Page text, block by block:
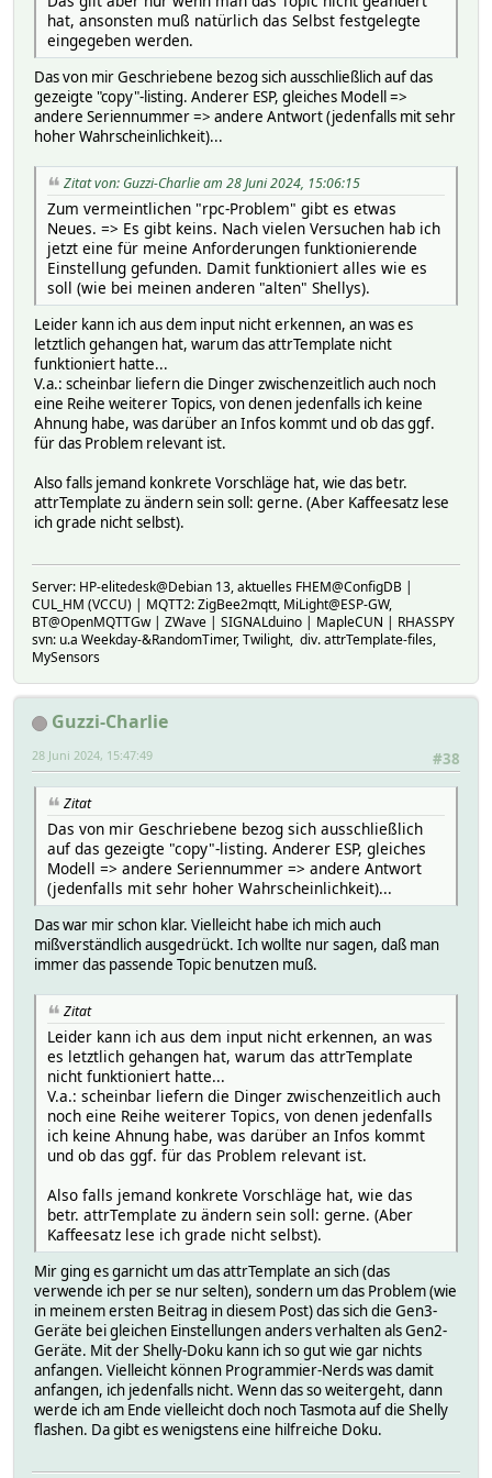
# VALUE 0
# params_switch_0_freq:
# logdb:
# TIME 1719487360.23925
# VALUE 50.1
# params_switch_0_id:
# logdb:
# TIME 1719488400.08592
# VALUE 0
# params_switch_0_output:
# logdb:
# TIME 1719488233.47094
# VALUE false
# params_switch_0_ret_aenergy_by_minute_1:
# logdb:
# TIME 1719488400.08592
# VALUE 0.000
# params_switch_0_ret_aenergy_by_minute_2:
# logdb:
# TIME 1719488400.08592
# VALUE 0.000
# params_switch_0_ret_aenergy_by_minute_3:
# logdb:
# VALUE 0.000
# params_switch_0_ret_aenergy_minute_ts:
# logdb:
# VALUE 1719488400
# params_switch_0_ret_aenergy_total:
# logdb:
# TIME 1719488400.08592
# VALUE 0.000
# params_switch_0_source:
# logdb:
# VALUE HTTP_in
# logdb:
# VALUE 55.39
# params_switch_0_temperature_tF:
# logdb:
# TIME 1719487961.23113
# VALUE 131.70
# params_switch_0_voltage:
# logdb:
# TIME 1719487360.23925
# VALUE 234.9
# params_sys_cfg_rev:
# logdb:
# TIME 1719487360.23925
# VALUE 15
# params_sys_fs_free:
# logdb:
# TIME 1719487360.23925
# VALUE 77824
# params_sys_fs_size:
# logdb:
# VALUE 393216
# params_sys_kvs_rev:
# logdb:
# TIME 1719487360.23925
# VALUE 0
# params_sys_mac:
# logdb:
# TIME 1719487360.23925
# VALUE 348518DF2DD0
# params_sys_ram_free:
# logdb:
# TIME 1719487360.23925
# VALUE 157632
# logdb:
attr MQTT2_Licht_K098 setStateList on off toggle
attr MQTT2_Licht_K098 userReadings 0_FHEM_NAME
SubName {"Deckenlampe"},\
0_Wifi_RSSI {100+ReadingsNum("$name","wifi_rssi",0)},\
0_Wifi_IP {ReadingsVal("$name","wifi_sta_ip","")},\
0_WifI_MAC {ReadingsVal("$name","sys_mac","")},\
0_Device_ONLINE {ReadingsVal("$name","online","")},\
0_Device_FW {ReadingsVal("$name","announce_fw_ver","")},\
energy_kWh:params_switch_0_aenergy_total.* monotonic
Ertrag:energy_kWh.* {
EinAus {if (ReadingsVal("$name", "switch_0_output",
elsif (ReadingsVal("$name", "switch_0_output",
attr MQTT2_Licht_K098 webCmd toggle
attr MQTT2_Licht_K098 webCmdLabel Deckenlampe\
:
hat, ansonsten muß natürlich das Selbst festgelegte
eingegeben werden.
Das von mir Geschriebene bezog sich ausschließlich auf das
gezeigte "copy"-listing. Anderer ESP, gleiches Modell =>
andere Seriennummer => andere Antwort (jedenfalls mit sehr
hoher Wahrscheinlichkeit)...
Zitat von: Guzzi-Charlie am 28 Juni 2024, 15:06:15
Zum vermeintlichen "rpc-Problem" gibt es etwas
Neues. => Es gibt keins. Nach vielen Versuchen hab ich
jetzt eine für meine Anforderungen funktionierende
Einstellung gefunden. Damit funktioniert alles wie es
soll (wie bei meinen anderen "alten" Shellys).
Leider kann ich aus dem input nicht erkennen, an was es
letztlich gehangen hat, warum das attrTemplate nicht
funktioniert hatte...
V.a.: scheinbar liefern die Dinger zwischenzeitlich auch noch
eine Reihe weiterer Topics, von denen jedenfalls ich keine
Ahnung habe, was darüber an Infos kommt und ob das ggf.
für das Problem relevant ist.
Also falls jemand konkrete Vorschläge hat, wie das betr.
attrTemplate zu ändern sein soll: gerne. (Aber Kaffeesatz lese
ich grade nicht selbst).
Server: HP-elitedesk@Debian 13, aktuelles FHEM@ConfigDB |
CUL_HM (VCCU) | MQTT2: ZigBee2mqtt, MiLight@ESP-GW,
BT@OpenMQTTGw | ZWave | SIGNALduino | MapleCUN | RHASSPY
svn: u.a Weekday-&RandomTimer, Twilight, div. attrTemplate-files,
MySensors
Guzzi-Charlie
#38
28 Juni 2024, 15:47:49
Zitat
Das von mir Geschriebene bezog sich ausschließlich
auf das gezeigte "copy"-listing. Anderer ESP, gleiches
Modell => andere Seriennummer => andere Antwort
(jedenfalls mit sehr hoher Wahrscheinlichkeit)...
Das war mir schon klar. Vielleicht habe ich mich auch
mißverständlich ausgedrückt. Ich wollte nur sagen, daß man
immer das passende Topic benutzen muß.
Zitat
Leider kann ich aus dem input nicht erkennen, an was
es letztlich gehangen hat, warum das attrTemplate
nicht funktioniert hatte...
V.a.: scheinbar liefern die Dinger zwischenzeitlich auch
noch eine Reihe weiterer Topics, von denen jedenfalls
ich keine Ahnung habe, was darüber an Infos kommt
und ob das ggf. für das Problem relevant ist.
Also falls jemand konkrete Vorschläge hat, wie das
betr. attrTemplate zu ändern sein soll: gerne. (Aber
Kaffeesatz lese ich grade nicht selbst).
Mir ging es garnicht um das attrTemplate an sich (das
verwende ich per se nur selten), sondern um das Problem (wie
in meinem ersten Beitrag in diesem Post) das sich die Gen3-
Geräte bei gleichen Einstellungen anders verhalten als Gen2-
Geräte. Mit der Shelly-Doku kann ich so gut wie gar nichts
anfangen. Vielleicht können Programmier-Nerds was damit
anfangen, ich jedenfalls nicht. Wenn das so weitergeht, dann
werde ich am Ende vielleicht doch noch Tasmota auf die Shelly
flashen. Da gibt es wenigstens eine hilfreiche Doku.